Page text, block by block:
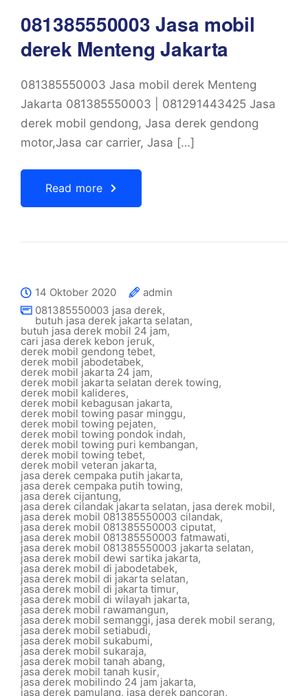
081385550003 Jasa mobil
derek Menteng Jakarta
081385550003 Jasa mobil derek Menteng
Jakarta 081385550003 | 081291443425 Jasa
derek mobil gendong, Jasa derek gendong
motor,Jasa car carrier, Jasa […]
Read more
14 Oktober 2020
admin
081385550003 jasa derek,
butuh jasa derek jakarta selatan,
butuh jasa derek mobil 24 jam,
cari jasa derek kebon jeruk,
derek mobil gendong tebet,
derek mobil jabodetabek,
derek mobil jakarta 24 jam,
derek mobil jakarta selatan derek towing,
derek mobil kalideres,
derek mobil kebagusan jakarta,
derek mobil towing pasar minggu,
derek mobil towing pejaten,
derek mobil towing pondok indah,
derek mobil towing puri kembangan,
derek mobil towing tebet,
derek mobil veteran jakarta,
jasa derek cempaka putih jakarta,
jasa derek cempaka putih towing,
jasa derek cijantung,
jasa derek cilandak jakarta selatan, jasa derek mobil,
jasa derek mobil 081385550003 cilandak,
jasa derek mobil 081385550003 ciputat,
jasa derek mobil 081385550003 fatmawati,
jasa derek mobil 081385550003 jakarta selatan,
jasa derek mobil dewi sartika jakarta,
jasa derek mobil di jabodetabek,
jasa derek mobil di jakarta selatan,
jasa derek mobil di jakarta timur,
jasa derek mobil di wilayah jakarta,
jasa derek mobil rawamangun,
jasa derek mobil semanggi, jasa derek mobil serang,
jasa derek mobil setiabudi,
jasa derek mobil sukabumi,
jasa derek mobil sukaraja,
jasa derek mobil tanah abang,
jasa derek mobil tanah kusir,
jasa derek mobilindo 24 jam jakarta,
jasa derek pamulang, jasa derek pancoran,